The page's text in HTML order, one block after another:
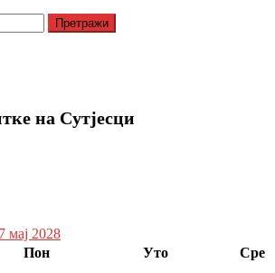
на Сутјесци
мај 2028
Пон Уто Сре